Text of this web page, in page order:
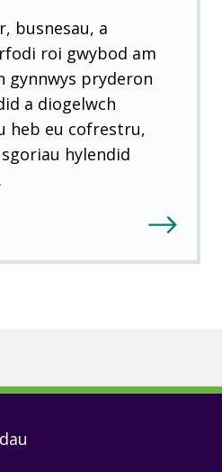
busnesau, a
roi gwybod am
gynnwys pryderon
a diogelwch
heb eu cofrestru,
hylendid